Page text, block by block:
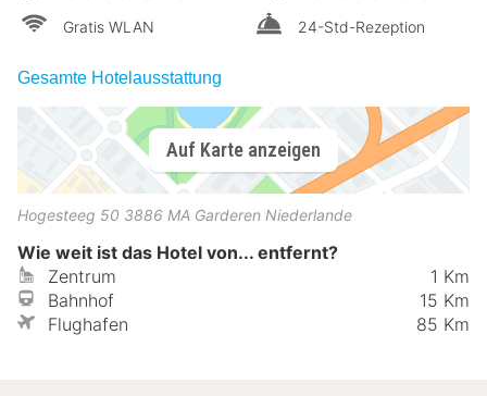
Gratis WLAN
24-Std-Rezeption
Gesamte Hotelausstattung
Auf Karte anzeigen
Hogesteeg 50 3886 MA Garderen Niederlande
Wie weit ist das Hotel von... entfernt?
Zentrum
1 Km
Bahnhof
15 Km
Flughafen
85 Km